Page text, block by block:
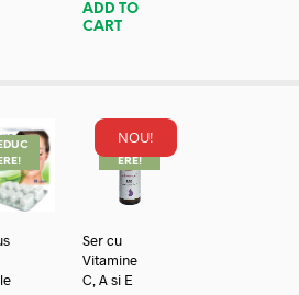
ADD TO
CART
ERE!
NOU!
REDUC
ERE!
Ser cu
Vitamine
C, A si E